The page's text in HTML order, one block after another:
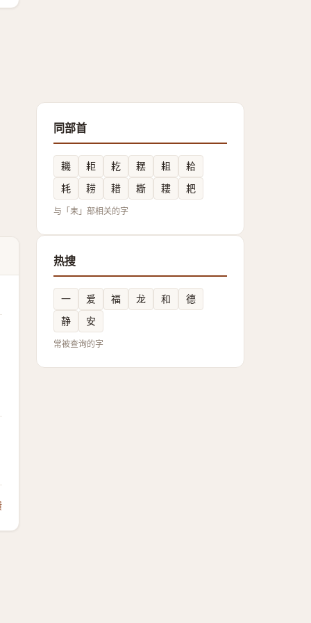
同部首
耭 耟 䎢 䎬 耝
耠
耗
耢 耤 䎰 耬 耙
与「耒」部相关的字
热搜
一 爱 福 龙 和
德
静
安
常被查询的字